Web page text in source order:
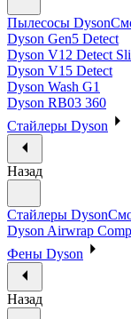
Пылесосы Dyson
Dyson Gen5 Detect
Dyson V12 Detect
Dyson V15 Detect
Dyson Wash G1
Dyson RB03 360
Стайлеры Dyson
Назад
Стайлеры Dyson
Dyson Airwrap
Фены Dyson
Назад